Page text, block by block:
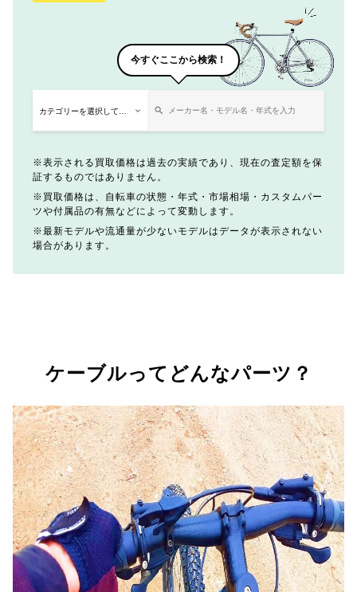
今すぐここから検索！
表示される買取価格は過去の実績であり、現在の査定額を保
証するものではありません。
買取価格は、自転車の状態・年式・市場相場・カスタムパー
ツや付属品の有無などによって変動します。
最新モデルや流通量が少ないモデルはデータが表示されない
場合があります。
ケーブルってどんなパーツ？